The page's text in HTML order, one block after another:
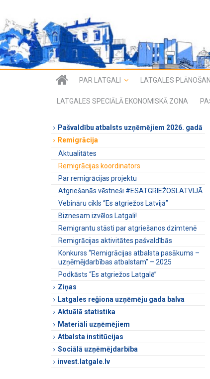
PAR LATGALI LATGALES
LATGALES SPECIĀLĀ EKONOMISKĀ ZONA
Pašvaldību atbalsts uzņēmējiem 2026. gadā
Remigrācija
Aktualitātes
Remigrācijas koordinators
Par remigrācijas projektu
Atgriešanās vēstneši #ESATGRIEŽOSLATVIJĀ
Vebināru cikls “Es atgriežos Latvijā”
Biznesam izvēlos Latgali!
Remigrantu stāsti par atgriešanos dzimtenē
Remigrācijas aktivitātes pašvaldībās
Konkurss “Remigrācijas atbalsta pasākums –
uzņēmējdarbības atbalstam” – 2025
Podkāsts “Es atgriežos Latgalē”
Ziņas
Latgales reģiona uzņēmēju gada balva
Aktuālā statistika
Materiāli uzņēmējiem
Atbalsta institūcijas
Sociālā uzņēmējdarbība
invest.latgale.lv